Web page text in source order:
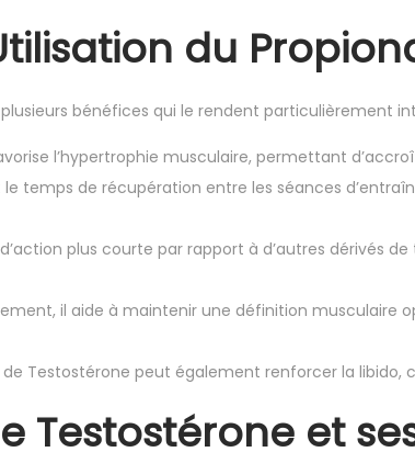
du
bénéfices qui le rendent particulièrement
l’hypertrophie musculaire, permettant
le temps de récupération entre les séances
plus courte par rapport à d’autres dérivés
il aide à maintenir une définition musculaire
de Testostérone peut également renforcer la
Testostérone et